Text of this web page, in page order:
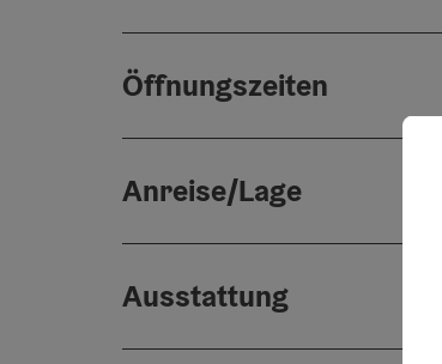
Öffnungszeiten
Anreise/Lage
Ausstattung